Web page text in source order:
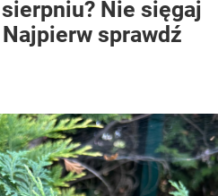
Nie sięgaj
sprawdź